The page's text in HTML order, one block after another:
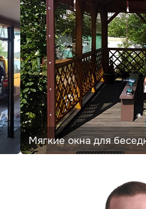
Мягкие окна для